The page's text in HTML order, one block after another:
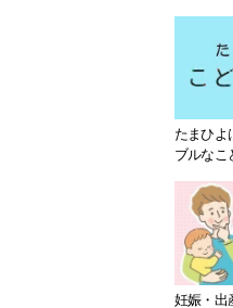
たまひよ
ブルなこ
妊娠・出